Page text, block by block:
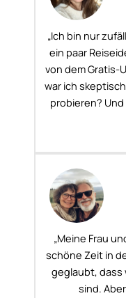
„Ich bin nur
ein paar
von dem Gratis-
war ich
probieren?
„Meine Frau
schöne Zeit in
geglaubt,
sind.